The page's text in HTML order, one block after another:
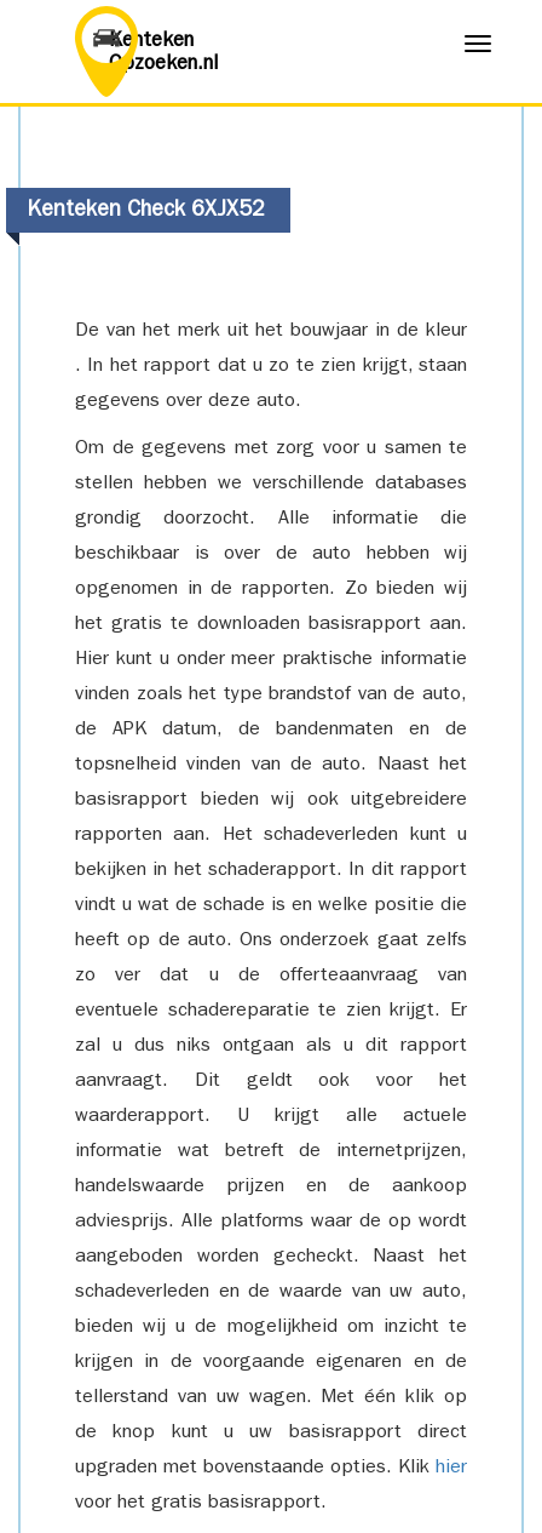
Kenteken
Opzoeken.nl
Menu
Kenteken Check 6XJX52
De van het merk uit het bouwjaar in de kleur
. In het rapport dat u zo te zien krijgt, staan
gegevens over deze auto.
Om de gegevens met zorg voor u samen te
stellen hebben we verschillende databases
grondig doorzocht. Alle informatie die
beschikbaar is over de auto hebben wij
opgenomen in de rapporten. Zo bieden wij
het gratis te downloaden basisrapport aan.
Hier kunt u onder meer praktische informatie
vinden zoals het type brandstof van de auto,
de APK datum, de bandenmaten en de
topsnelheid vinden van de auto. Naast het
basisrapport bieden wij ook uitgebreidere
rapporten aan. Het schadeverleden kunt u
bekijken in het schaderapport. In dit rapport
vindt u wat de schade is en welke positie die
heeft op de auto. Ons onderzoek gaat zelfs
zo ver dat u de offerteaanvraag van
eventuele schadereparatie te zien krijgt. Er
zal u dus niks ontgaan als u dit rapport
aanvraagt. Dit geldt ook voor het
waarderapport. U krijgt alle actuele
informatie wat betreft de internetprijzen,
handelswaarde prijzen en de aankoop
adviesprijs. Alle platforms waar de op wordt
aangeboden worden gecheckt. Naast het
schadeverleden en de waarde van uw auto,
bieden wij u de mogelijkheid om inzicht te
krijgen in de voorgaande eigenaren en de
tellerstand van uw wagen. Met één klik op
de knop kunt u uw basisrapport direct
upgraden met bovenstaande opties. Klik hier
voor het gratis basisrapport.